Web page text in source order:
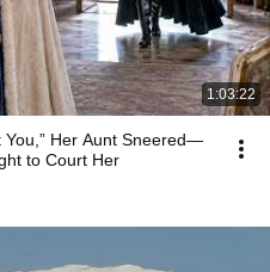
1:03:22
You,” Her Aunt Sneered—
to Court Her